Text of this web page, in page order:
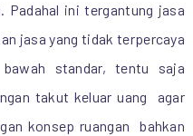
Padahal ini tergantung jasa
jasa yang tidak terpercaya
standar, tentu saja
takut keluar uang agar
konsep ruangan bahkan